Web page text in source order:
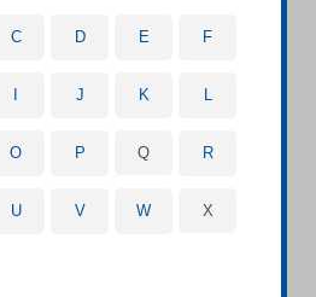
C D E F
J K L
O P Q R
U V W X